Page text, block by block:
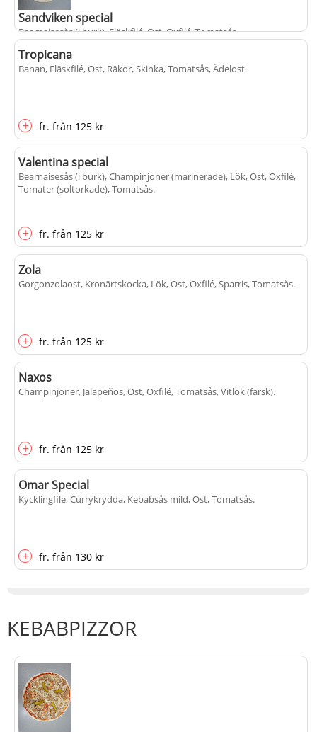
Sandviken special
Bearnaisesås (i burk), Fläskfilé, Ost, Oxfilé, Tomatsås.
Tropicana
Banan, Fläskfilé, Ost, Räkor, Skinka, Tomatsås, Ädelost.
+ fr. från 125 kr
Valentina special
Bearnaisesås (i burk), Champinjoner (marinerade), Lök, Ost, Oxfilé,
Tomater (soltorkade), Tomatsås.
+ fr. från 125 kr
Zola
Gorgonzolaost, Kronärtskocka, Lök, Ost, Oxfilé, Sparris, Tomatsås.
+ fr. från 125 kr
Naxos
Champinjoner, Jalapeños, Ost, Oxfilé, Tomatsås, Vitlök (färsk).
+ fr. från 125 kr
Omar Special
Kycklingfile, Currykrydda, Kebabsås mild, Ost, Tomatsås.
+ fr. från 130 kr
KEBABPIZZOR